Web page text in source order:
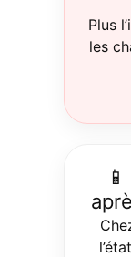
Plus
les